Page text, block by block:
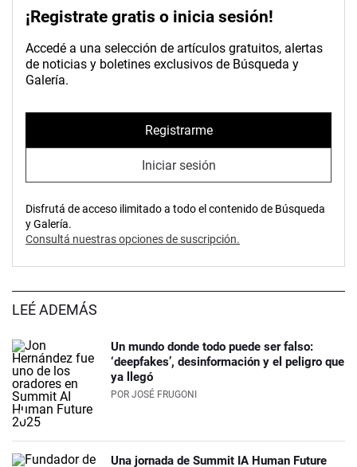
¡Registrate gratis o inicia sesión!
Accedé a una selección de artículos gratuitos, alertas
de noticias y boletines exclusivos de Búsqueda y
Galería.
Registrarme
Iniciar sesión
Disfrutá de acceso ilimitado a todo el contenido de Búsqueda
y Galería.
Consultá nuestras opciones de suscripción.
LEÉ ADEMÁS
Un mundo donde todo puede ser falso:
‘deepfakes’, desinformación y el peligro que
ya llegó
POR JOSÉ FRUGONI
Una jornada de Summit IA Human Future